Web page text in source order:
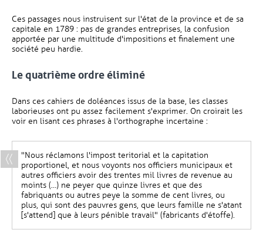
Ces passages nous instruisent sur l'état de la province et de sa
capitale en 1789 : pas de grandes entreprises, la confusion
apportée par une multitude d'impositions et finalement une
société peu hardie.
Le quatrième ordre éliminé
Dans ces cahiers de doléances issus de la base, les classes
laborieuses ont pu assez facilement s'exprimer. On croirait les
voir en lisant ces phrases à l'orthographe incertaine :
"Nous réclamons l'impost teritorial et la capitation
proportionel, et nous voyonts nos officiers municipaux et
autres officiers avoir des trentes mil livres de revenue au
moints (…) ne peyer que quinze livres et que des
fabriquants ou autres peye la somme de cent livres, ou
plus, qui sont des pauvres gens, que leurs famille ne s'atant
[s'attend] que à leurs pénible travail" (fabricants d'étoffe).